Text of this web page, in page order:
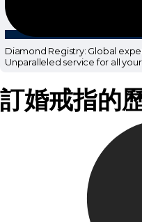
Diamond Registry: Global
Unparalleled service for all
訂婚戒指的